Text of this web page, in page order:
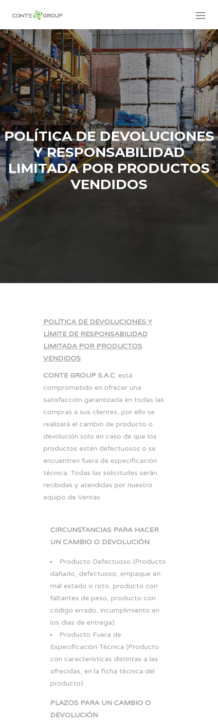
POLÍTICA DE DEVOLUCIONES
Y RESPONSABILIDAD
LIMITADA POR PRODUCTOS
VENDIDOS
POLÍTICA DE DEVOLUCIONES Y
LÍMITE DE RESPONSABILIDAD
LIMITADA POR PRODUCTOS
VENDIDOS
CONTE GROUP S.A.C. está
comprometido en ofrecer una
satisfacción garantizada en todas las
compras a sus clientes, por ello se
realizará el cambio de producto o
devolución solo en caso de que los
productos estén defectuosos o se
encuentren fuera de especificación
técnica. Todas las solicitudes serán
recibidas y atendidas por nuestro
equipo de Ventas.
CIRCUNSTANCIAS PARA HACER
UN CAMBIO O DEVOLUCIÓN
Producto Defectuoso (Producto
dañado, defectuoso, empaque en
mal estado o roto, producto con
faltantes de peso, producto con
código errado, incumplimiento en
los días de entrega).
Producto Fuera de
Especificación Técnica (Producto
con características distintas a las
ofrecidas, en la ficha técnica del
producto).
PLAZOS PARA UN CAMBIO O
DEVOLUCIÓN